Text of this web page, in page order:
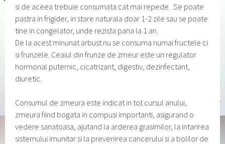
si de aceea trebuie consumata cat mai repede. Se poate
pastra in frigider, in stare naturala doar 1-2 zile sau se poate
tine in congelator, unde rezista pana la 1 an.
De la acest minunat arbust nu se consuma numai fructele ci
si frunzele. Ceaiul din frunze de zmeur este un regulator
hormonal puternic, cicatrizant, digestiv, dezinfectant,
diuretic.
Consumul de zmeura este indicat in tot cursul anului,
zmeura fiind bogata in compusi importanti, asigurand o
vedere sanatoasa, ajutand la arderea grasimilor, la intarirea
sistemului imunitar si la prevenirea cancerului si a bolilor de